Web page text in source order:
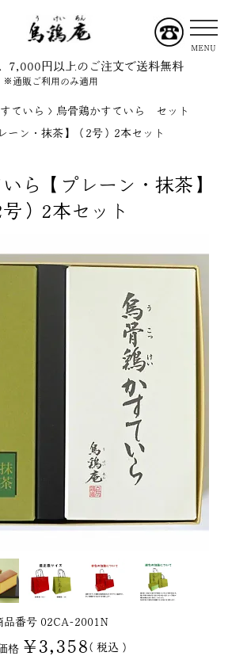
MENU
7,000円以上のご注文で送料無料
※通販ご利用のみ適用
ていら
烏骨鶏かすていら セット
ーン・抹茶】（2号）2本セット
ら【プレーン・抹茶】
号）2本セット
品番号 02CA-2001N
格 ¥3,358 税込